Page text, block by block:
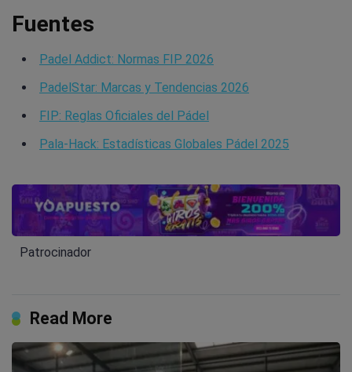
Fuentes
Padel Addict: Normas FIP 2026
PadelStar: Marcas y Tendencias 2026
FIP: Reglas Oficiales del Pádel
Pala-Hack: Estadísticas Globales Pádel 2025
Patrocinador
Read More